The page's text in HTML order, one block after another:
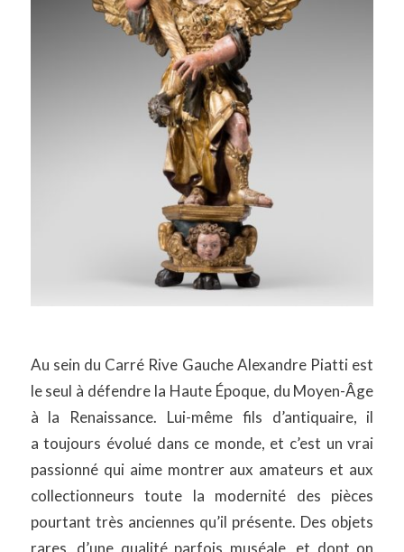
Au sein du Carré Rive Gauche Alexandre Piatti est
le seul à défendre la Haute Époque, du Moyen-Âge
à la Renaissance. Lui-même fils d’antiquaire, il
a toujours évolué dans ce monde, et c’est un vrai
passionné qui aime montrer aux amateurs et aux
collectionneurs toute la modernité des pièces
pourtant très anciennes qu’il présente. Des objets
rares, d’une qualité parfois muséale, et dont on